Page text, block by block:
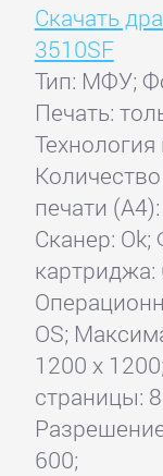
Скачать
3510SF
Тип: МФУ;
Печать:
Технология
печати
Сканер: Ok;
картриджа:
OS;
1200 x
страницы:
600;